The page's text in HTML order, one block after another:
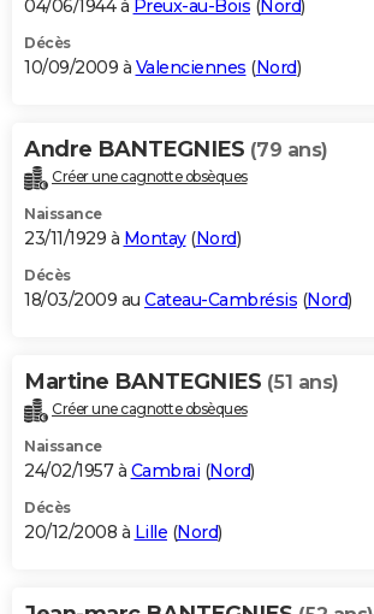
04/06/1944 à Preux-au-Bois (Nord)
Décès
10/09/2009 à Valenciennes (Nord)
Andre BANTEGNIES (79 ans)
Créer une cagnotte obsèques
Naissance
23/11/1929 à Montay(Nord)
Décès
18/03/2009 au Cateau-Cambrésis (Nord)
Martine BANTEGNIES (51 ans)
Créer une cagnotte obsèques
Naissance
24/02/1957 à Cambrai (Nord)
Décès
20/12/2008 à Lille (Nord)